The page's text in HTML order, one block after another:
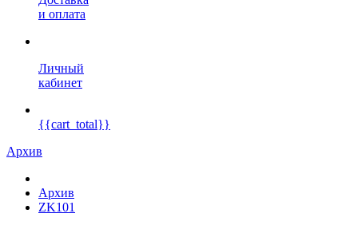
и оплата
Личный
кабинет
{{cart_total}}
Архив
Архив
ZK101